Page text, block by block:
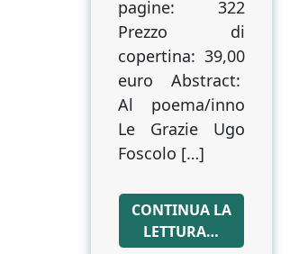
pagine: 322
Prezzo di
copertina: 39,00
euro Abstract:
Al poema/inno
Le Grazie Ugo
Foscolo […]
CONTINUA LA
LETTURA…